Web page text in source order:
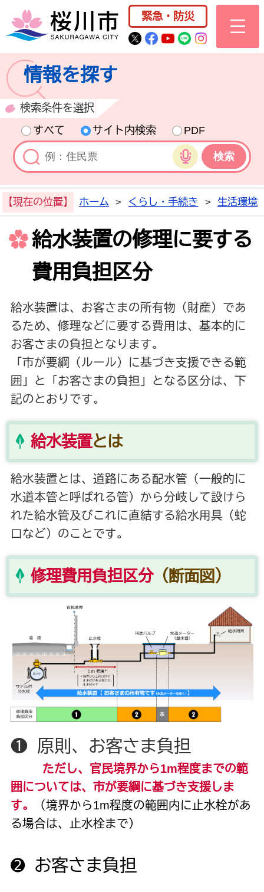
桜川市公式ホー
緊急・防災
桜川市公式Twitter
桜川市公式
桜川市公式
桜川市公式
情報を探す
検索条件を選択
すべて
サイト内検索
PDF
音声検索
【現在の位置】 ホーム > くらし・手続き > 生活環境
給水装置の修理に要する
費用負担区分
給水装置は、お客さまの所有物（財産）であ
るため、修理などに要する費用は、基本的に
お客さまの負担となります。
「市が要綱（ルール）に基づき支援できる範
囲」と「お客さまの負担」となる区分は、下
記のとおりです。
給水装置とは
給水装置とは、道路にある配水管（一般的に
水道本管と呼ばれる管）から分岐して設けら
れた給水管及びこれに直結する給水用具（蛇
口など）のことです。
修理費用負担区分（断面図）
❶ 原則、お客さま負担
ただし、官民境界から1m程度までの範
囲については、市が要綱に基づき支援しま
す。
（境界から1m程度の範囲内に止水栓があ
る場合は、止水栓まで）
➋ お客さま負担